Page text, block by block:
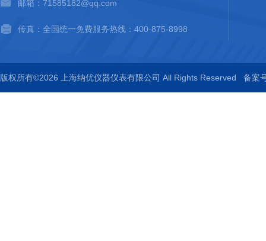
邮箱：71585182@qq.com
传真：全国统一免费服务热线：400-875-8998
版权所有©2026 上海纳优仪器仪表有限公司 All Rights Reserved 备案